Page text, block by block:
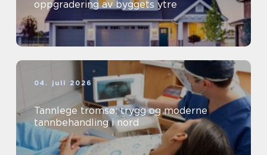
oppgradering av byggets ytre
04. juli 2026
Tannlege tromsø: trygg og moderne
tannbehandling i nord